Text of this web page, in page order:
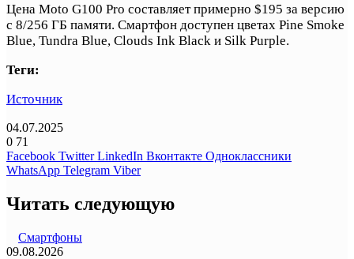
Цена Moto G100 Pro составляет примерно $195 за версию
с 8/256 ГБ памяти. Смартфон доступен цветах Pine Smoke
Blue, Tundra Blue, Clouds Ink Black и Silk Purple.
Теги:
Источник
04.07.2025
0 71
Facebook Twitter LinkedIn Вконтакте Одноклассники
WhatsApp Telegram Viber
Читать следующую
Смартфоны
09.08.2026